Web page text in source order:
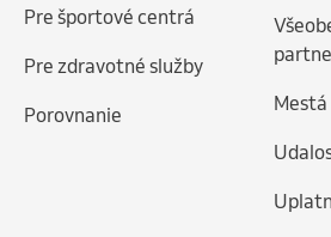
Pre športové centrá
Pre zdravotné služby
Porovnanie Mestá